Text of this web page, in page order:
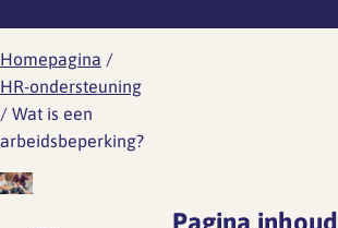
Gezondheid en arbo
Modelcontracten
Personeelshandboek
HR jaarplan
Wat is er aan de hand
Wat kun je doen
Wetgeving
Werkdruk
Toetsing
Homepagina /
HR-ondersteuning
/ Wat is een
arbeidsbeperking?
Pagina inhoud